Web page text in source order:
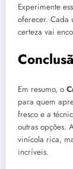
Experimente
oferecer. Cada
certeza vai
Em resumo, o
para quem
fresco e a
outras opções.
vinícola rica,
incríveis.